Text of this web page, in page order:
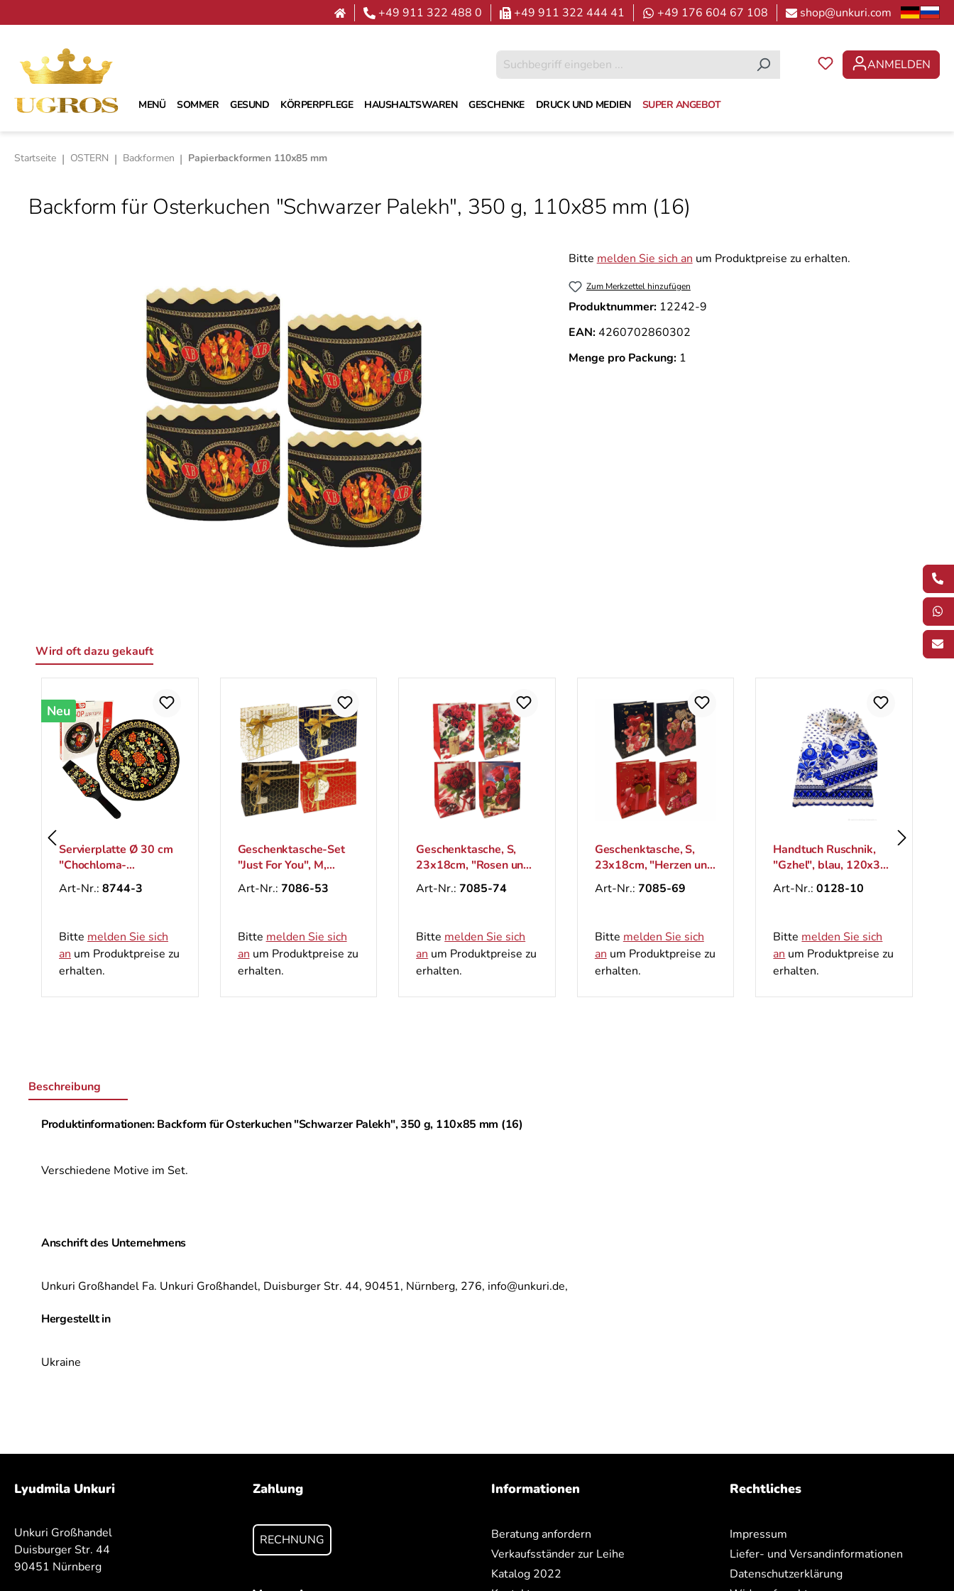
+49 911 322 488 0 +49 911 322 444 41 +49 176 604 67 108 shop@unkuri.com
DU HAST 0
ANMELDEN
MENÜ SOMMER GESUND KÖRPERPFLEGE HAUSHALTSWAREN GESCHENKE DRUCK UND MEDIEN SUPER ANGEBOT
Startseite | OSTERN | Backformen | Papierbackformen 110х85 mm
Backform für Osterkuchen "Schwarzer Palekh", 350 g, 110х85 mm (16)
Bitte melden Sie sich an um Produktpreise zu erhalten.
Zum Merkzettel hinzufügen
Produktnummer: 12242-9
EAN:4260702860302
Menge pro Packung: 1
Wird oft dazu gekauft
Geschenktasche-Set
"Just For You", M,
26x33 cm
Art-Nr.:7086-53
Bittemelden Sie sich
anum Produktpreise zu
erhalten.
Geschenktasche, S,
23x18cm, "Rosen und
Geschenk 3D"
Art-Nr.:7085-74
Bittemelden Sie sich
anum Produktpreise zu
erhalten.
Geschenktasche, S,
23x18cm, "Herzen und
Rosen"
Art-Nr.:7085-69
Bittemelden Sie sich
anum Produktpreise zu
erhalten.
Handtuch Ruschnik,
"Gzhel", blau, 120х35
cm
Art-Nr.:0128-10
Bittemelden Sie sich
anum Produktpreise zu
erhalten.
Backform für
Osterkuchen "SUPPER
MIX", Ø 110 x 85 mm
Art-Nr.:0125-
Bittemelden Sie sich
anum Produktpreise zu
erhalten.
Beschreibung
Produktinformationen: Backform für Osterkuchen "Schwarzer Palekh", 350 g, 110х85 mm (16)
Verschiedene Motive im Set.
Anschrift des Unternehmens
Unkuri Großhandel Fa. Unkuri Großhandel, Duisburger Str. 44, 90451, Nürnberg, 276, info@unkuri.de,
Hergestellt in
Ukraine
Lyudmila Unkuri
Unkuri Großhandel
Duisburger Str. 44
90451 Nürnberg
Zahlung
RECHNUNG
Informationen
Beratung anfordern
Verkaufsständer zur Leihe
Katalog 2022
Rechtliches
Impressum
Liefer- und Versandinformationen
Datenschutzerklärung